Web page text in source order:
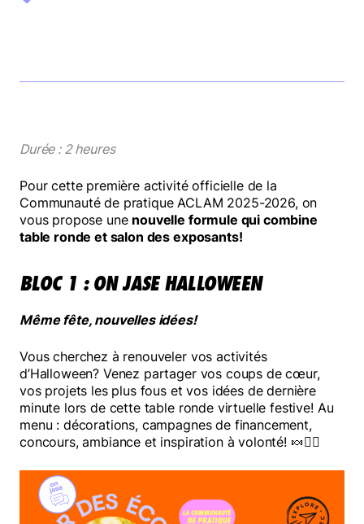
Mélomanes
Faire un don
Durée : 2 heures
Pour cette première activité officielle de la
Communauté de pratique ACLAM 2025-2026, on
vous propose une nouvelle formule qui combine
table ronde et salon des exposants!
BLOC 1 : ON JASE HALLOWEEN
Même fête, nouvelles idées!
Vous cherchez à renouveler vos activités
d’Halloween? Venez partager vos coups de cœur,
vos projets les plus fous et vos idées de dernière
minute lors de cette table ronde virtuelle festive! Au
menu : décorations, campagnes de financement,
concours, ambiance et inspiration à volonté! 🍬🧛‍♀️